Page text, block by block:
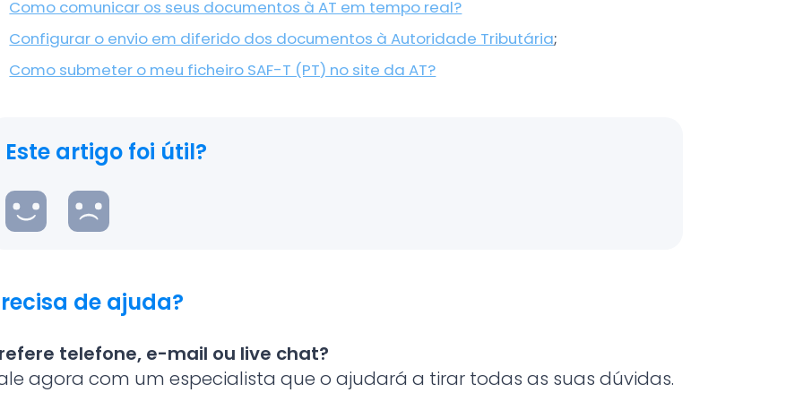
Como comunicar os seus documentos à AT em tempo real?
Configurar o envio em diferido dos documentos à Autoridade Tributária;
Como submeter o meu ficheiro SAF-T (PT) no site da AT?
Este artigo foi útil?
de ajuda?
telefone, e-mail ou live chat?
agora com um especialista que o ajudará a tirar todas as suas dúvidas.